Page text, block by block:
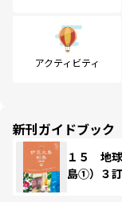
アクティビティ
新刊ガイドブック
１５ 地
島①）３